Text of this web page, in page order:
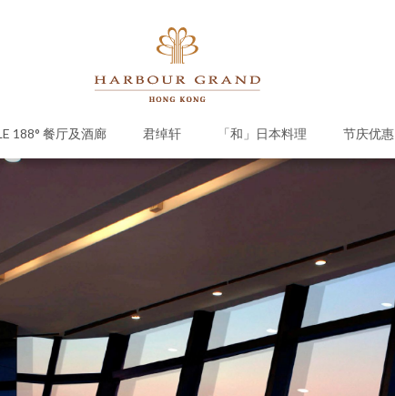
188° 餐厅及酒廊 君绰轩 「和」日本料理 节庆优惠